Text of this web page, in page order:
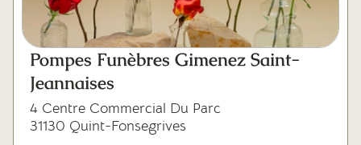
Pompes Funèbres Gimenez Saint-
Jeannaises
4 Centre Commercial Du Parc
31130 Quint-Fonsegrives